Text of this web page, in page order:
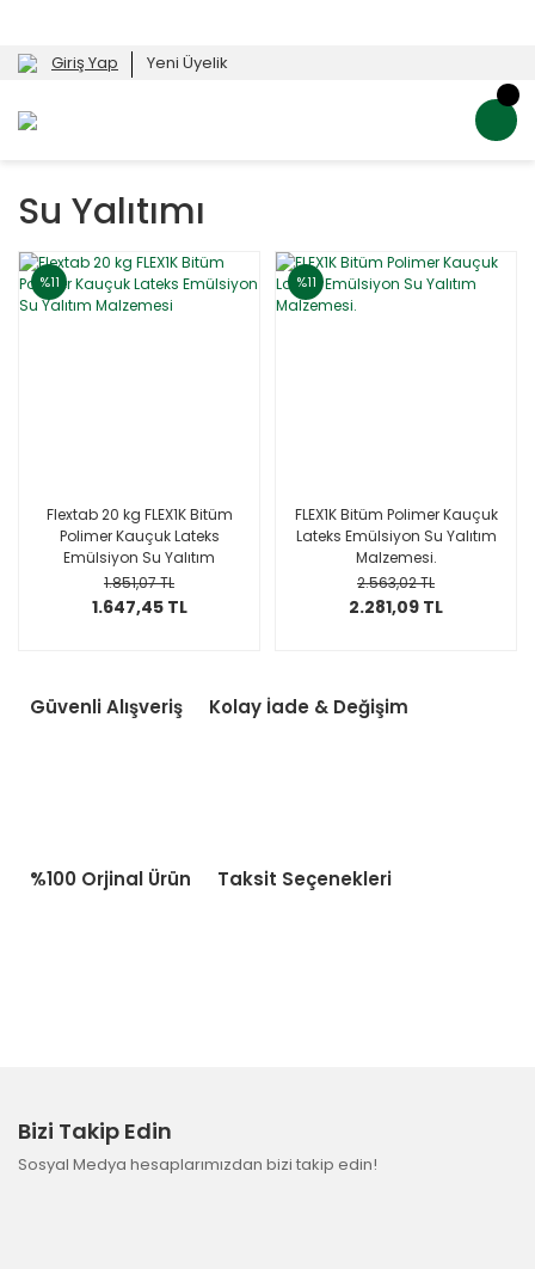
Giriş Yap Yeni Üyelik
Su Yalıtımı
%11
Flextab 20 kg FLEX1K Bitüm
Polimer Kauçuk Lateks
Emülsiyon Su Yalıtım
Malzemesi
1.851,07 TL
1.647,45 TL
%11
FLEX1K Bitüm Polimer Kauçuk
Lateks Emülsiyon Su Yalıtım
Malzemesi.
2.563,02 TL
2.281,09 TL
Güvenli Alışveriş Kolay İade & Değişim
%100 Orjinal Ürün Taksit Seçenekleri
Bizi Takip Edin
Sosyal Medya hesaplarımızdan bizi takip edin!